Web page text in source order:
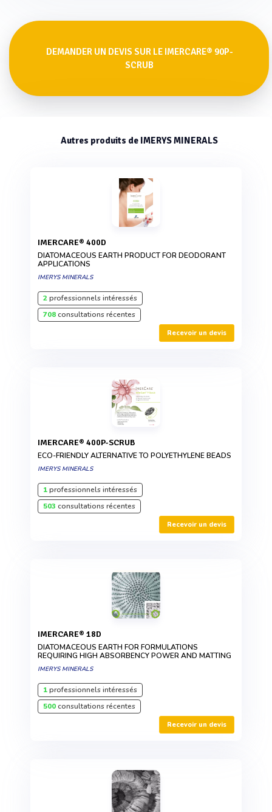
DEMANDER UN DEVIS SUR LE IMERCARE® 90P-
SCRUB
Autres produits de IMERYS MINERALS
IMERCARE® 400D
DIATOMACEOUS EARTH PRODUCT FOR DEODORANT
APPLICATIONS
IMERYS MINERALS
2professionnels intéressés
708consultations récentes
Recevoir un devis
IMERCARE® 400P-SCRUB
ECO-FRIENDLY ALTERNATIVE TO POLYETHYLENE BEADS
IMERYS MINERALS
1professionnels intéressés
503 consultations récentes
Recevoir un devis
IMERCARE® 18D
DIATOMACEOUS EARTH FOR FORMULATIONS
REQUIRING HIGH ABSORBENCY POWER AND MATTING
IMERYS MINERALS
1professionnels intéressés
500consultations récentes
Recevoir un devis